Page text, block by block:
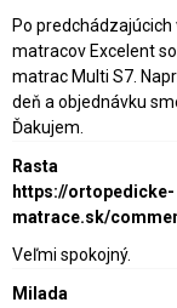
Po
matracov Excelent
matrac Multi S7.
deň a objednávku
Ďakujem.
Rasta
https://ortopedicke-
matrace.sk/
Veľmi spokojný.
Milada